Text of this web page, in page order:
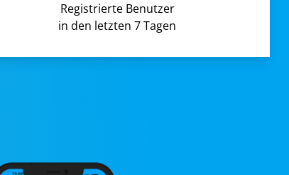
Registrierte Benutzer
in den letzten 7 Tagen